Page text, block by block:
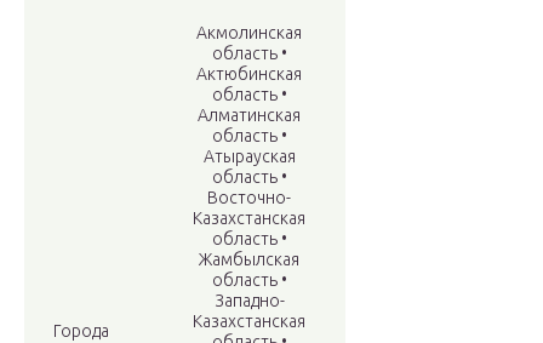
Города
Акмолинская
область •
Актюбинская
область •
Алматинская
область •
Атырауская
область •
Восточно-
Казахстанская
область •
Жамбылская
область •
Западно-
Казахстанская